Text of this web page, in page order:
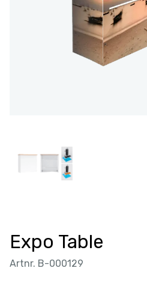
Expo Table
Artnr. B-000129